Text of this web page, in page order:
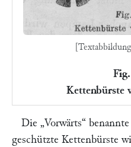
Kettenbürste
Die „Vorwärts“
geschützte Kettenbürste